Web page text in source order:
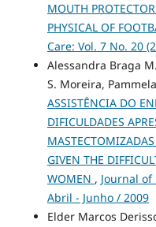
MOUTH
PHYSICAL OF
Care: Vol. 7 No. 20
Alessandra Braga
S. Moreira,
ASSISTÊNCIA DO
DIFICULDADES
GIVEN THE
WOMEN , Journal of
Abril - Junho / 2009
Elder Marcos